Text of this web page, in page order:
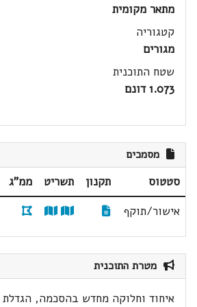
מתאר מקומית
קטגוריה
מגורים
שטח התוכנית
1.073 דונם
מסמכים
סטטוס תקנון תשריט ממ"ג
אישור/תוקף
מטרת התוכנית
איחוד וחלוקה מחדש בהסכמה,